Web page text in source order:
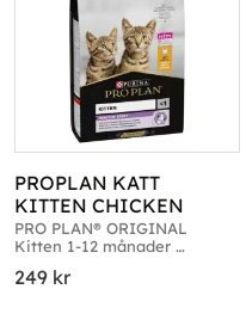
PROPLAN KATT
KITTEN CHICKEN
PRO PLAN® ORIGINAL
Kitten 1-12 månader
Kyckling. Förp. 1,5kg, 3kg &
249kr